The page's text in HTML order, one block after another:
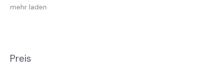
Preis
mehr laden